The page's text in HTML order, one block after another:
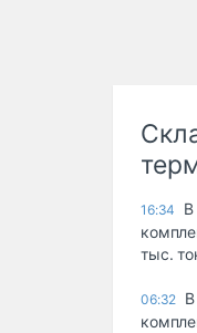
16:34
В
тыс.
06:32